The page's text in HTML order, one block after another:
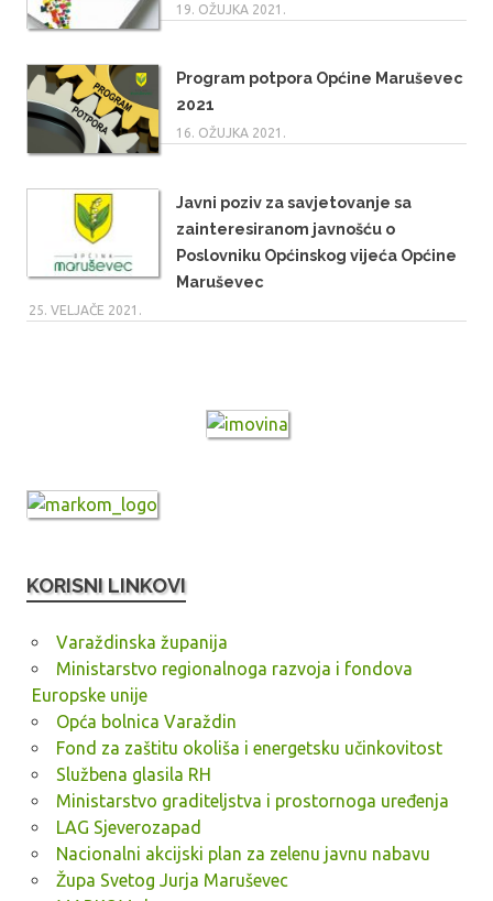
19. OŽUJKA 2021.
Program potpora Općine Maruševec
2021
16. OŽUJKA 2021.
Javni poziv za savjetovanje sa
zainteresiranom javnošću o
Poslovniku Općinskog vijeća Općine
Maruševec
25. VELJAČE 2021.
KORISNI LINKOVI
Varaždinska županija
Ministarstvo regionalnoga razvoja i fondova
Europske unije
Opća bolnica Varaždin
Fond za zaštitu okoliša i energetsku učinkovitost
Službena glasila RH
Ministarstvo graditeljstva i prostornoga uređenja
LAG Sjeverozapad
Nacionalni akcijski plan za zelenu javnu nabavu
Župa Svetog Jurja Maruševec